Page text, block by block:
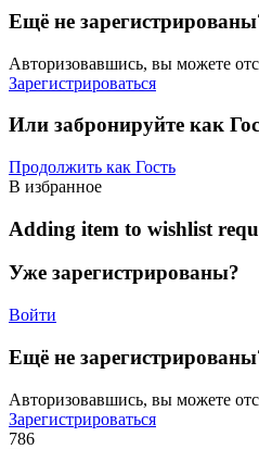
Ещё не
Авторизовавшись, вы можете
Зарегистрироваться
Или забронируйте как
Продолжить как Гость
В избранное
Adding item to wishlist
Уже зарегистрированы?
Войти
Ещё не
Авторизовавшись, вы можете
Зарегистрироваться
786